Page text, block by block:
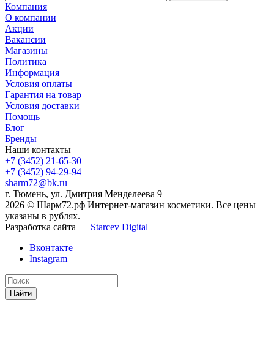
Компания
О компании
Акции
Вакансии
Магазины
Политика
Информация
Условия оплаты
Гарантия на товар
Условия доставки
Помощь
Блог
Бренды
Наши контакты
+7 (3452) 21-65-30
+7 (3452) 94-29-94
sharm72@bk.ru
г. Тюмень, ул. Дмитрия Менделеева 9
2026 © Шарм72.рф Интернет-магазин косметики. Все цены
указаны в рублях.
Разработка сайта — Starcev Digital
Вконтакте
Instagram
Найти